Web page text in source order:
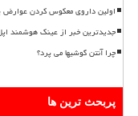
اولین داروی معکوس کردن
جدیدترین خبر از عینک هوشمند
چرا آنتن گوشیها می پرد؟
پربحث ترین ها